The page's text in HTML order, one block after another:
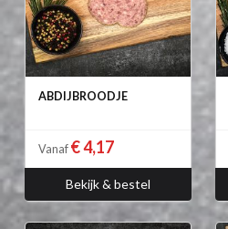
ABDIJBROODJE
Vanaf € 4,17
Bekijk & bestel